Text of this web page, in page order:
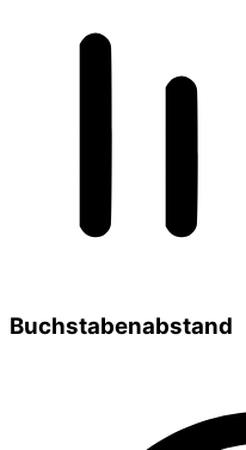
Buchstabenabstand